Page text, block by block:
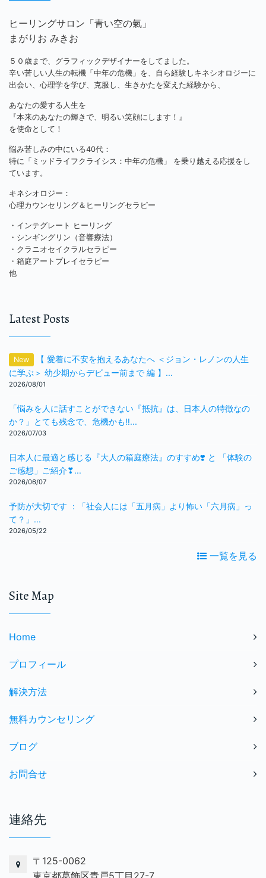
ヒーリングサロン「青い空の氣」
まがりお みきお
５０歳まで、グラフィックデザイナーをしてました。
辛い苦しい人生の転機「中年の危機」を、自ら経験しキネシオロジーに
出会い、心理学を学び、克服し、生きかたを変えた経験から、
あなたの愛する人生を
『本来のあなたの輝きで、明るい笑顔にします！』
を使命として！
悩み苦しみの中にいる40代：
特に「ミッドライフクライシス：中年の危機」 を乗り越える応援をし
ています。
キネシオロジー：
心理カウンセリング＆ヒーリングセラピー
・インテグレート ヒーリング
・シンギングリン（音響療法）
・クラニオセイクラルセラピー
・箱庭アートプレイセラピー
他
Latest Posts
New
【 愛着に不安を抱えるあなたへ ＜ジョン・レノンの人生
に学ぶ＞ 幼少期からデビュー前まで 編 】...
2026/08/01
「悩みを人に話すことができない『抵抗』は、日本人の特徴なの
か？」とても残念で、危機かも‼️...
2026/07/03
日本人に最適と感じる『大人の箱庭療法』のすすめ❣️ と 「体験の
ご感想」ご紹介❣...
2026/06/07
予防が大切です ：「社会人には「五月病」より怖い「六月病」っ
て？」...
2026/05/22
一覧を見る
Site Map
Home
プロフィール
解決方法
無料カウンセリング
ブログ
お問合せ
連絡先
〒125-0062
東京都葛飾区青戸5丁目27-7